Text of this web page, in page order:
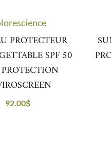
PROTECTEUR
SPF 50
92.00$